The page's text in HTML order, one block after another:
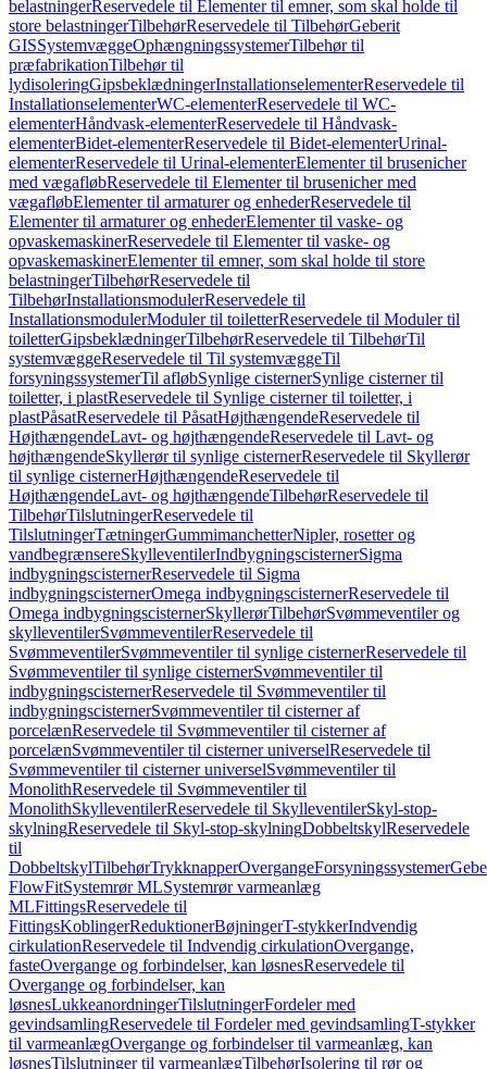
belastningerReservedele til Elementer til emner, som skal holde til
store belastningerTilbehørReservedele til TilbehørGeberit
GISSystemvæggeOphængningssystemerTilbehør til
præfabrikationTilbehør til
lydisoleringGipsbeklædningerInstallationselementerReservedele til
InstallationselementerWC-elementerReservedele til WC-
elementerHåndvask-elementerReservedele til Håndvask-
elementerBidet-elementerReservedele til Bidet-elementerUrinal-
elementerReservedele til Urinal-elementerElementer til brusenicher
med vægafløbReservedele til Elementer til brusenicher med
vægafløbElementer til armaturer og enhederReservedele til
Elementer til armaturer og enhederElementer til vaske- og
opvaskemaskinerReservedele til Elementer til vaske- og
opvaskemaskinerElementer til emner, som skal holde til store
belastningerTilbehørReservedele til
TilbehørInstallationsmodulerReservedele til
InstallationsmodulerModuler til toiletterReservedele til Moduler til
toiletterGipsbeklædningerTilbehørReservedele til TilbehørTil
systemvæggeReservedele til Til systemvæggeTil
forsyningssystemerTil afløbSynlige cisternerSynlige cisterner til
toiletter, i plastReservedele til Synlige cisterner til toiletter, i
plastPåsatReservedele til PåsatHøjthængendeReservedele til
HøjthængendeLavt- og højthængendeReservedele til Lavt- og
højthængendeSkyllerør til synlige cisternerReservedele til Skyllerør
til synlige cisternerHøjthængendeReservedele til
HøjthængendeLavt- og højthængendeTilbehørReservedele til
TilbehørTilslutningerReservedele til
TilslutningerTætningerGummimanchetterNipler, rosetter og
vandbegrænsereSkylleventilerIndbygningscisternerSigma
indbygningscisternerReservedele til Sigma
indbygningscisternerOmega indbygningscisternerReservedele til
Omega indbygningscisternerSkyllerørTilbehørSvømmeventiler og
skylleventilerSvømmeventilerReservedele til
SvømmeventilerSvømmeventiler til synlige cisternerReservedele til
Svømmeventiler til synlige cisternerSvømmeventiler til
indbygningscisternerReservedele til Svømmeventiler til
indbygningscisternerSvømmeventiler til cisterner af
porcelænReservedele til Svømmeventiler til cisterner af
porcelænSvømmeventiler til cisterner universelReservedele til
Svømmeventiler til cisterner universelSvømmeventiler til
MonolithReservedele til Svømmeventiler til
MonolithSkylleventilerReservedele til SkylleventilerSkyl-stop-
skylningReservedele til Skyl-stop-skylningDobbeltskylReservedele
til
DobbeltskylTilbehørTrykknapperOvergangeForsyningssystemer
FlowFitSystemrør MLSystemrør varmeanlæg
MLFittingsReservedele til
FittingsKoblingerReduktionerBøjningerT-stykkerIndvendig
cirkulationReservedele til Indvendig cirkulationOvergange,
fasteOvergange og forbindelser, kan løsnesReservedele til
Overgange og forbindelser, kan
løsnesLukkeanordningerTilslutningerFordeler med
gevindsamlingReservedele til Fordeler med gevindsamlingT-stykker
til varmeanlægOvergange og forbindelser til varmeanlæg, kan
løsnesTilslutninger til varmeanlægTilbehørIsolering til rør og